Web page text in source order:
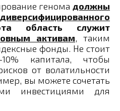
генома должны
область служит
активам, таким
фонды. Не стоит
капитала, чтобы
от волатильности
вы можете сочетать
инвестициями для